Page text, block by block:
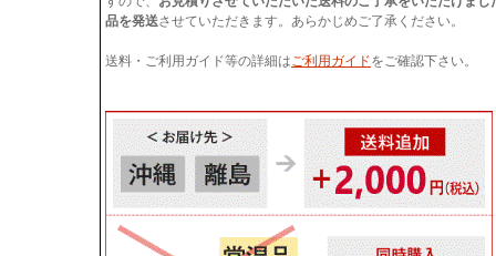
品を発送させていただきます。あらかじめご了承ください。
送料・ご利用ガイド等の詳細はご利用ガイドをご確認下さい。